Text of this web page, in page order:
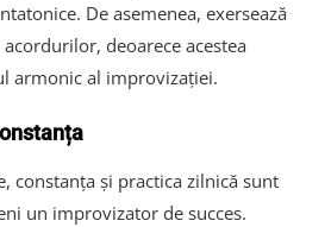
De asemenea, exersează
deoarece acestea
armonic al improvizației.
constanța și practica zilnică sunt
un improvizator de succes.